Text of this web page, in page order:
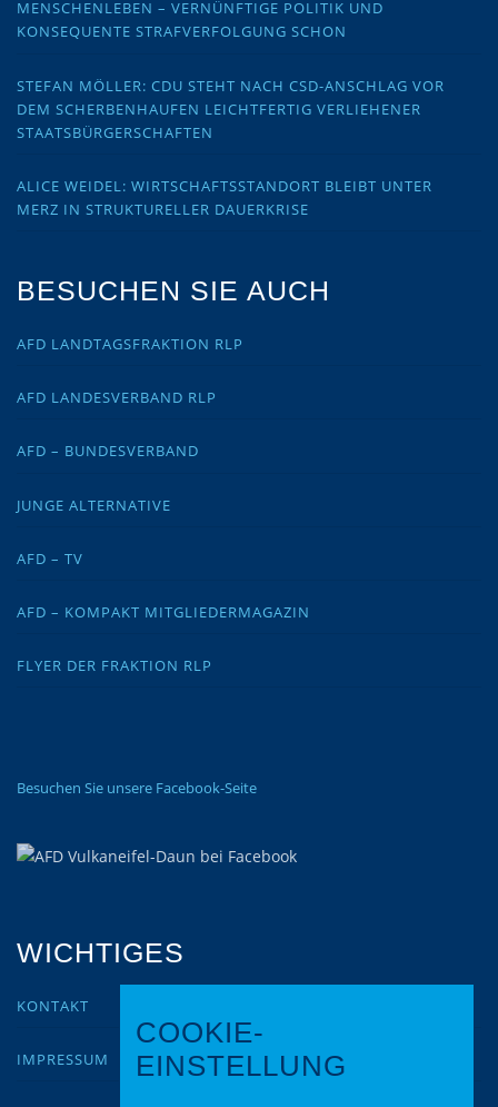
MENSCHENLEBEN – VERNÜNFTIGE POLITIK UND
KONSEQUENTE STRAFVERFOLGUNG SCHON
STEFAN MÖLLER: CDU STEHT NACH CSD-ANSCHLAG VOR
DEM SCHERBENHAUFEN LEICHTFERTIG VERLIEHENER
STAATSBÜRGERSCHAFTEN
ALICE WEIDEL: WIRTSCHAFTSSTANDORT BLEIBT UNTER
MERZ IN STRUKTURELLER DAUERKRISE
BESUCHEN SIE AUCH
AFD LANDTAGSFRAKTION RLP
AFD LANDESVERBAND RLP
AFD – BUNDESVERBAND
JUNGE ALTERNATIVE
AFD – TV
AFD – KOMPAKT MITGLIEDERMAGAZIN
FLYER DER FRAKTION RLP
Besuchen Sie unsere Facebook-Seite
WICHTIGES
KONTAKT
IMPRESSUM
COOKIE-
EINSTELLUNG